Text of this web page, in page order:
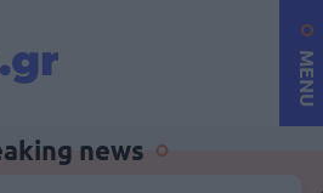
MENU
news